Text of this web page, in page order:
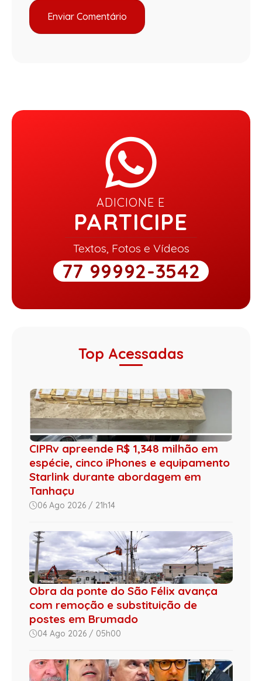
ADICIONE E
PARTICIPE
Textos, Fotos e Vídeos
77 99992-3542
Top Acessadas
CIPRv apreende R$ 1,348 milhão em
espécie, cinco iPhones e equipamento
Starlink durante abordagem em
Tanhaçu
06 Ago 2026 / 21h14
Obra da ponte do São Félix avança
com remoção e substituição de
postes em Brumado
04 Ago 2026 / 05h00